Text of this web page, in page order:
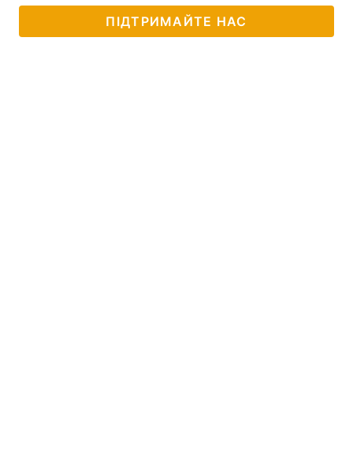
ПІДТРИМАЙТЕ НАС